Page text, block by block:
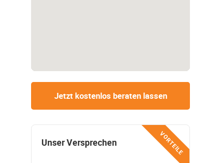
Jetzt kostenlos beraten lassen
VORTEILE
Unser Versprechen